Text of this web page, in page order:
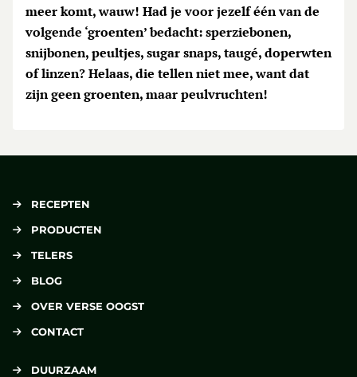
meer komt, wauw! Had je voor jezelf één van de
volgende ‘groenten’ bedacht: sperziebonen,
snijbonen, peultjes, sugar snaps, taugé, doperwten
of linzen? Helaas, die tellen niet mee, want dat
zijn geen groenten, maar peulvruchten!
RECEPTEN
PRODUCTEN
TELERS
BLOG
OVER VERSE OOGST
CONTACT
DUURZAAM